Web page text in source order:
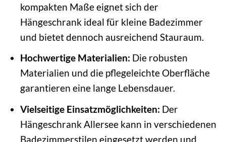
kompakten Maße eignet sich der
Hängeschrank ideal für kleine Badezimmer
und bietet dennoch ausreichend Stauraum.
Hochwertige Materialien: Die robusten
Materialien und die pflegeleichte Oberfläche
garantieren eine lange Lebensdauer.
Vielseitige Einsatzmöglichkeiten: Der
Hängeschrank Allersee kann in verschiedenen
Badezimmerstilen eingesetzt werden und